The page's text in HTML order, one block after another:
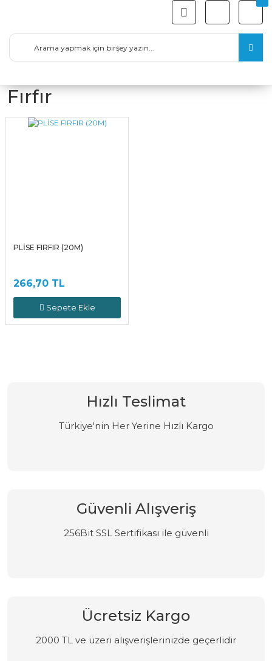
Fırfır
PLİSE FIRFIR (20M)
266,70 TL
Sepete Ekle
Hızlı Teslimat
Türkiye'nin Her Yerine Hızlı Kargo
Güvenli Alışveriş
256Bit SSL Sertifikası ile güvenli
Ücretsiz Kargo
2000 TL ve üzeri alışverişlerinizde geçerlidir